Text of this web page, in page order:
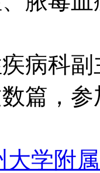
病科
篇，
大学附